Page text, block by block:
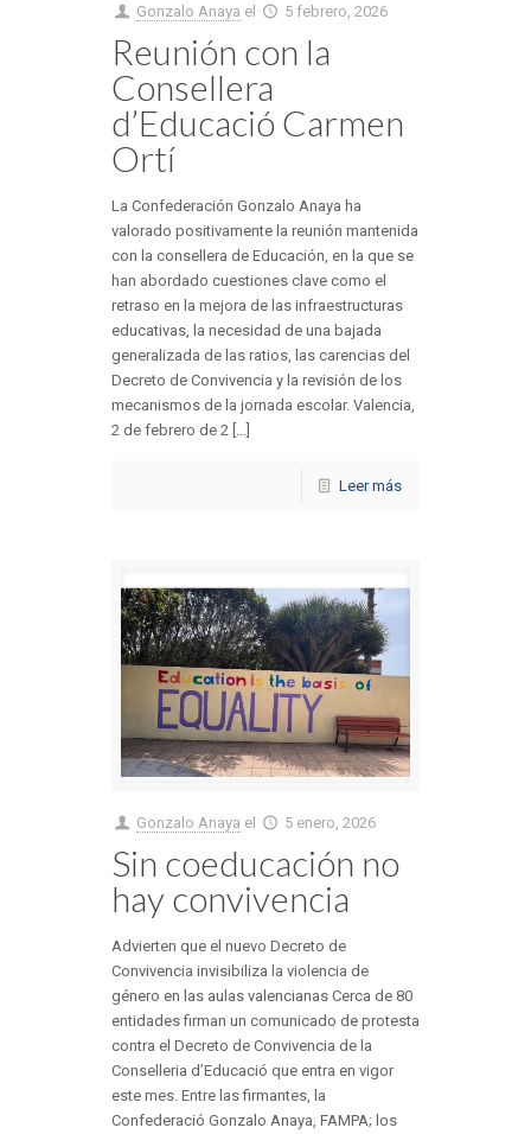
Gonzalo Anaya el 5 febrero, 2026
Reunión con la
Consellera
d’Educació Carmen
Ortí
La Confederación Gonzalo Anaya ha
valorado positivamente la reunión mantenida
con la consellera de Educación, en la que se
han abordado cuestiones clave como el
retraso en la mejora de las infraestructuras
educativas, la necesidad de una bajada
generalizada de las ratios, las carencias del
Decreto de Convivencia y la revisión de los
mecanismos de la jornada escolar. Valencia,
2 de febrero de 2 [...]
Leer más
Gonzalo Anaya el 5 enero, 2026
Sin coeducación no
hay convivencia
Advierten que el nuevo Decreto de
Convivencia invisibiliza la violencia de
género en las aulas valencianas Cerca de 80
entidades firman un comunicado de protesta
contra el Decreto de Convivencia de la
Conselleria d’Educació que entra en vigor
este mes. Entre las firmantes, la
Confederació Gonzalo Anaya, FAMPA; los